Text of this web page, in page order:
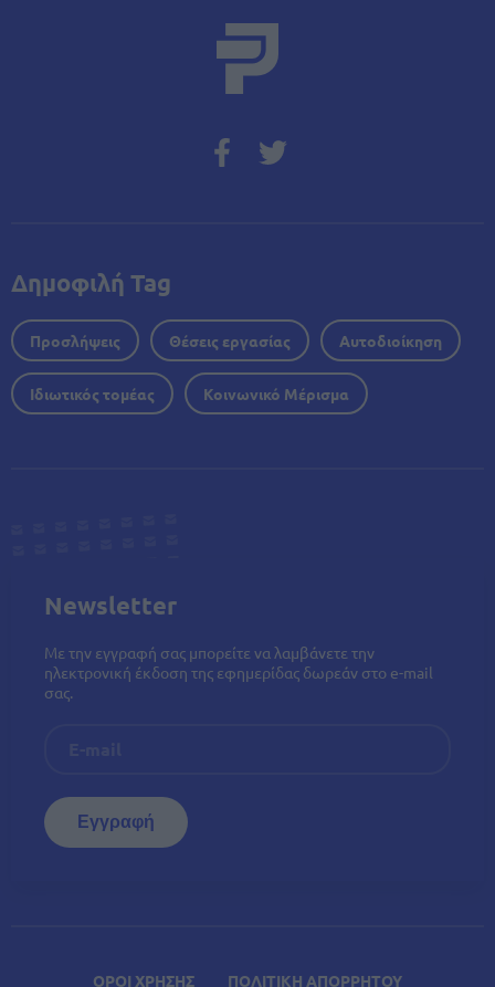
ΟΡΟΙ ΧΡΗΣΗΣ ΠΟΛΙΤΙΚΗ ΑΠΟΡΡΗΤΟΥ
Δημοφιλή Tag
Προσλήψεις Θέσεις εργασίας Αυτοδιοίκηση
Ιδιωτικός τομέας Κοινωνικό Μέρισμα
Newsletter
Με την εγγραφή σας μπορείτε να λαμβάνετε την
ηλεκτρονική έκδοση της εφημερίδας δωρεάν στο e-mail
σας.